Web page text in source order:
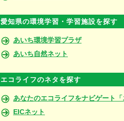
愛知県の環境学習・学習施設を探す
あいち環境学習プラザ
あいち自然ネット
エコライフのネタを探す
あなたのエコライフをナビゲート「
EICネット